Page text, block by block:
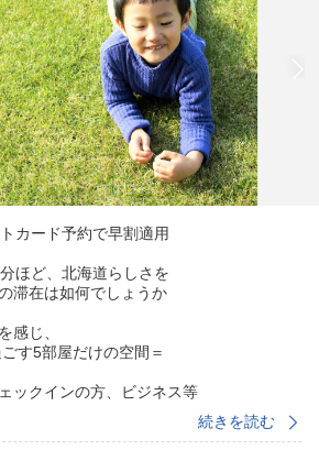
カード予約で早割適用
ほど、北海道らしさを
滞在は如何でしょうか
感じ、
す5部屋だけの空間＝
ックインの方、ビジネス等
続きを読む